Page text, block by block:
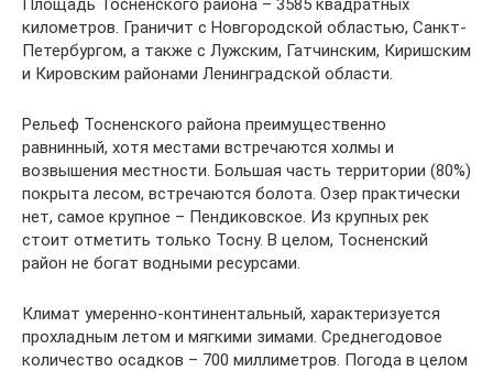
Площадь Тосненского района – 3585 квадратных
километров. Граничит с Новгородской областью, Санкт-
Петербургом, а также с Лужским, Гатчинским, Киришским
и Кировским районами Ленинградской области.
Рельеф Тосненского района преимущественно
равнинный, хотя местами встречаются холмы и
возвышения местности. Большая часть территории (80%)
покрыта лесом, встречаются болота. Озер практически
нет, самое крупное – Пендиковское. Из крупных рек
стоит отметить только Тосну. В целом, Тосненский
район не богат водными ресурсами.
Климат умеренно-континентальный, характеризуется
прохладным летом и мягкими зимами. Среднегодовое
количество осадков – 700 миллиметров. Погода в целом